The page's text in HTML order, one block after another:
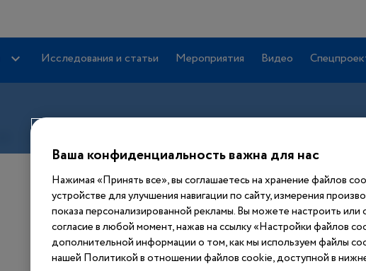
Исследования и статьи Мероприятия Видео
Вход
Ваша конфиденциальность важна для нас
Нажимая «Принять все», вы соглашаетесь на хранение файлов
устройстве для улучшения навигации по сайту, измерения
показа персонализированной рекламы. Вы можете настроить или
согласие в любой момент, нажав на ссылку «Настройки файлов
дополнительной информации о том, как мы используем файлы
нашей Политикой в отношении файлов cookie, доступной в